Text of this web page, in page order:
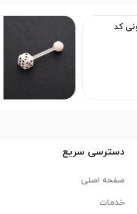
کد
دسترسی سریع
صفحه اصلی
خدمات